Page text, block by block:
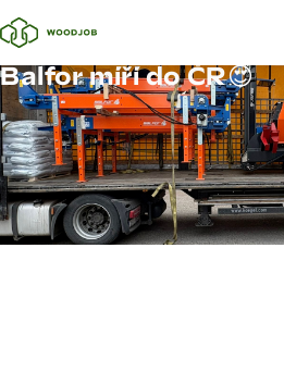
Balfor míří do ČR😍